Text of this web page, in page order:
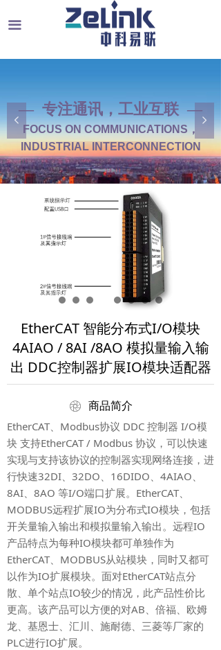
끀
— 专注通讯，工业互联 —
FOCUS ON COMMUNICATIONS，
INDUSTRIAL INTERCONNECTION
넳 넲
EtherCAT 智能分布式I/O模块
4AIAO / 8AI /8AO 模拟量输入输
出 DDC控制器扩展IO模块适配器
商品简介
EtherCAT、Modbus协议 DDC 控制器 I/O模
块 支持EtherCAT / Modbus 协议，可以快速
实现与支持该协议的控制器实现网络连接，进
行快速32DI、32DO、16DIDO、4AIAO、
8AI、8AO 等I/O端口扩展。EtherCAT、
MODBUS远程扩展IO为分布式IO模块，包括
开关量输入输出和模拟量输入输出。远程IO
产品特点为每种IO模块都可单独作为
EtherCAT、MODBUS从站模块，同时又都可
以作为IO扩展模块。面对EtherCAT站点分
散、单个站点IO较少的情况，此产品性价比
更高。该产品可以方便的对AB、倍福、欧姆
龙、基恩士、汇川、施耐德、三菱等厂家的
PLC进行IO扩展。
ꁵ